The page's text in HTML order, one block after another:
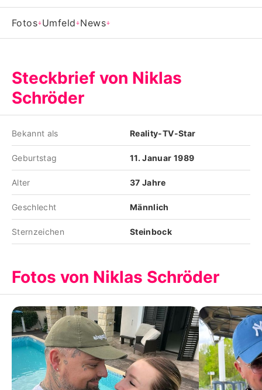
Impressum
Nutzungsbedingungen
Utiq verwalten
Fotos Umfeld News
Steckbrief von Niklas
Schröder
Bekannt als Reality-TV-Star
Geburtstag 11. Januar 1989
Alter 37 Jahre
Geschlecht Männlich
Sternzeichen Steinbock
Fotos von Niklas Schröder